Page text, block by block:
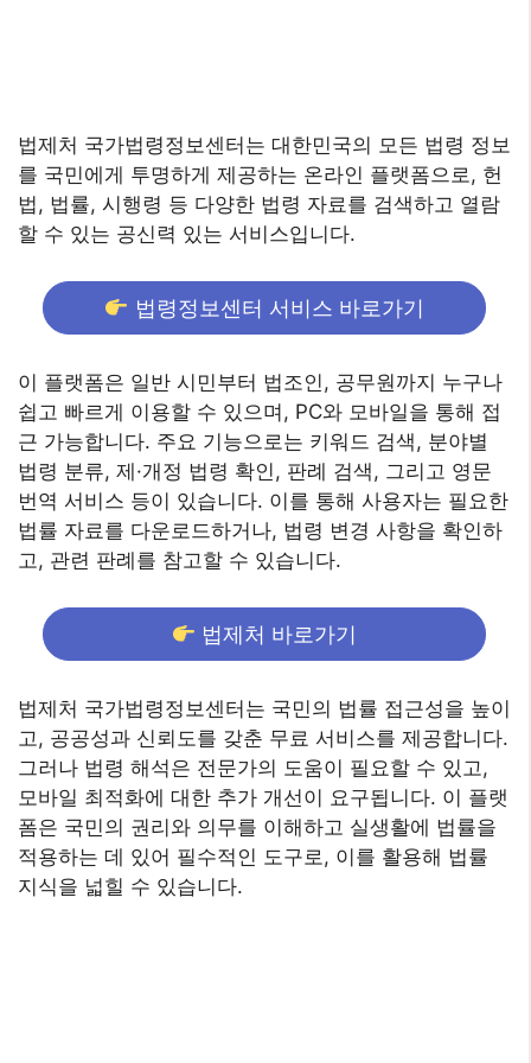
법제처 국가법령정보센터는 대한민국의 모든 법령 정보
를 국민에게 투명하게 제공하는 온라인 플랫폼으로, 헌
법, 법률, 시행령 등 다양한 법령 자료를 검색하고 열람
할 수 있는 공신력 있는 서비스입니다.
법령정보센터 서비스 바로가기
이 플랫폼은 일반 시민부터 법조인, 공무원까지 누구나
쉽고 빠르게 이용할 수 있으며, PC와 모바일을 통해 접
근 가능합니다. 주요 기능으로는 키워드 검색, 분야별
법령 분류, 제·개정 법령 확인, 판례 검색, 그리고 영문
번역 서비스 등이 있습니다. 이를 통해 사용자는 필요한
법률 자료를 다운로드하거나, 법령 변경 사항을 확인하
고, 관련 판례를 참고할 수 있습니다.
법제처 바로가기
법제처 국가법령정보센터는 국민의 법률 접근성을 높이
고, 공공성과 신뢰도를 갖춘 무료 서비스를 제공합니다.
그러나 법령 해석은 전문가의 도움이 필요할 수 있고,
모바일 최적화에 대한 추가 개선이 요구됩니다. 이 플랫
폼은 국민의 권리와 의무를 이해하고 실생활에 법률을
적용하는 데 있어 필수적인 도구로, 이를 활용해 법률
지식을 넓힐 수 있습니다.